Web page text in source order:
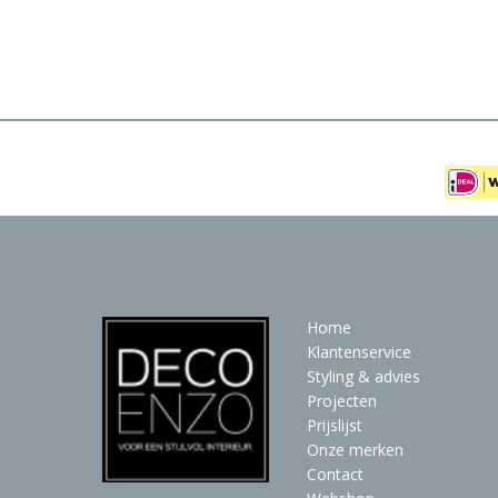
Verlichting
Home
Klantenservice
Styling & advies
Projecten
Prijslijst
Onze merken
Contact